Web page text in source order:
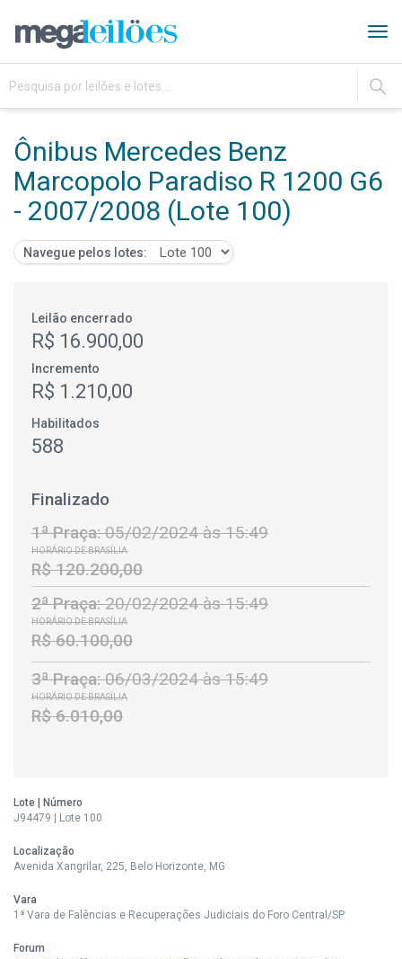
IR
Ônibus Mercedes Benz
Marcopolo Paradiso R 1200 G6
- 2007/2008 (Lote 100)
Navegue pelos lotes:
Leilão encerrado
R$ 16.900,00
Incremento
R$ 1.210,00
Habilitados
588
Finalizado
1ª Praça:05/02/2024 às 15:49
HORÁRIO DE BRASÍLIA
R$ 120.200,00
2ª Praça:20/02/2024 às 15:49
HORÁRIO DE BRASÍLIA
R$ 60.100,00
3ª Praça:06/03/2024 às 15:49
HORÁRIO DE BRASÍLIA
R$ 6.010,00
Lote | Número
J94479 | Lote 100
Localização
Avenida Xangrilar, 225, Belo Horizonte, MG
Vara
1ª Vara de Falências e Recuperações Judiciais do Foro Central/SP
Forum